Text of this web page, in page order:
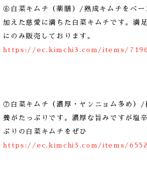
⑥白菜キムチ（薬膳）/熟成キムチをベー
加えた慈愛に満ちた白菜キムチです。満
にのみ販売しております。
https://ec.kimchi3.com/items/
⑦白菜キムチ（濃厚・ヤンニョム多め）/
養がたっぷりです。濃厚な旨みですが塩
ぷりの白菜キムチをぜひ
https://ec.kimchi3.com/items/